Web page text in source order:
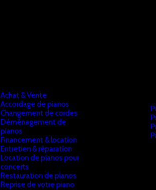
Achat & Vente
Accordage de pianos
Changement de cordes
Déménagement de
pianos
Financement & location
Entretien & réparation
Location de pianos pour
concerts
Restauration de pianos
Reprise de votre piano